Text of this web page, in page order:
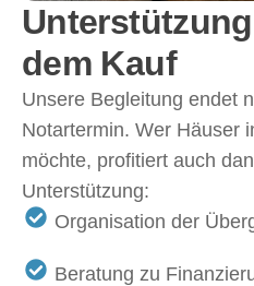
dem Kauf
Unsere Begleitung endet
Notartermin. Wer Häuser
möchte, profitiert auch
Unterstützung:
Organisation der
Beratung zu